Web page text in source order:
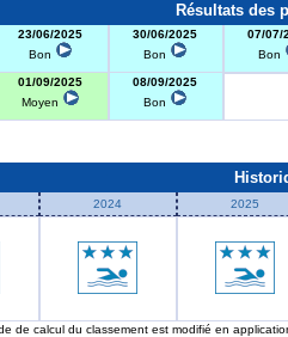
Résultats des
23/06/2025
Bon
30/06/2025
Bon
07/07/
Bon
01/09/2025
Moyen
08/09/2025
Bon
2024 2025
de calcul du classement est modifié en